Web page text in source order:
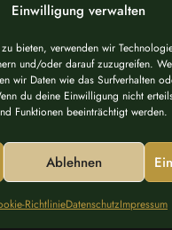
Einwilligung verwalten
bieten, verwenden wir
und/oder darauf zuzugreifen.
wir Daten wie das Surfverhalten
du deine Einwilligung nicht
Funktionen beeinträchtigt werden.
Ablehnen
RichtlinieDatenschutzImpressum